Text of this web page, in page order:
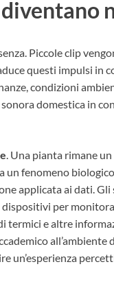
Piccole clip
questi impulsi in
condizioni
domestica in
. Una pianta rimane
un fenomeno
applicata ai dati.
per
termici e altre
un’esperienza